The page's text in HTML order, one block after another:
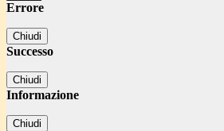
Errore
Chiudi
Successo
Chiudi
Informazione
Chiudi